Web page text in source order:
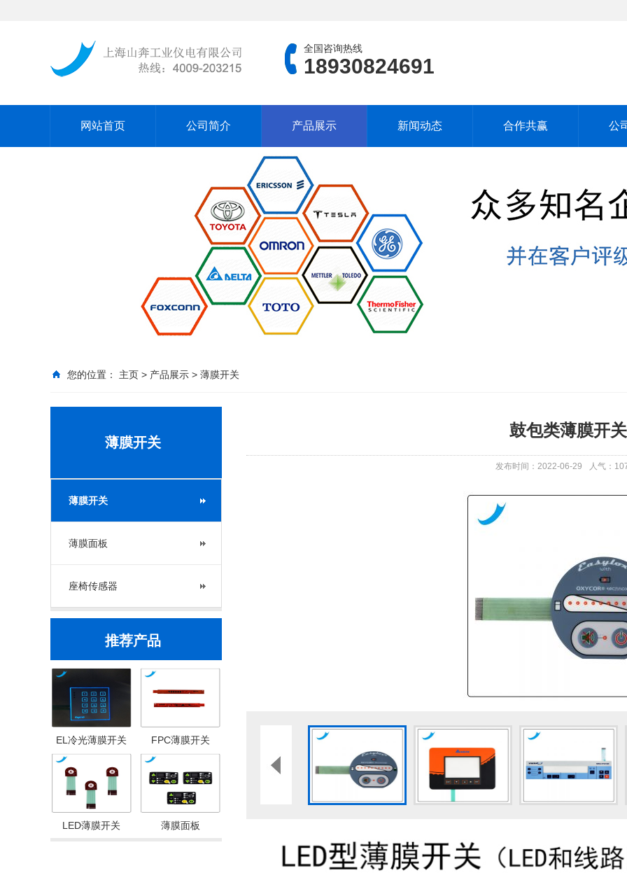
全国咨询热线
18930824691
网站首页 公司简介 产品展示 新闻动态 合作共赢 公
您的位置： 主页 > 产品展示 > 薄膜开关
薄膜开关
薄膜开关
薄膜面板
座椅传感器
推荐产品
EL冷光薄膜开关 FPC薄膜开关
LED薄膜开关 薄膜面板
鼓包类薄膜开关
发布时间：2022-06-29 人气：